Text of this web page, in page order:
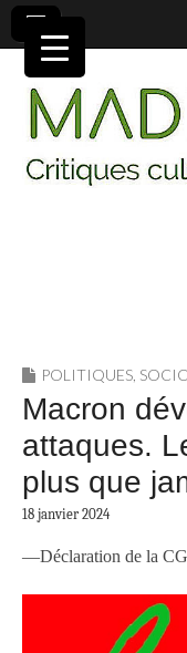
POLITIQUES,
Macron
attaques.
plus que
18 janvier 2024
—Déclaration de la